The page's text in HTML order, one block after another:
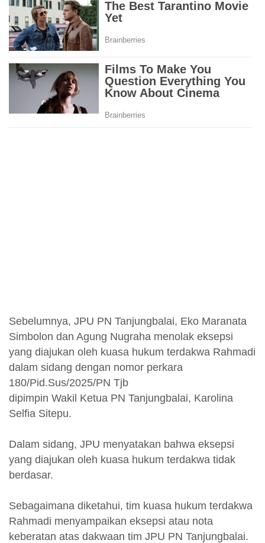
Sebelumnya, JPU PN Tanjungbalai, Eko Maranata
Simbolon dan Agung Nugraha menolak eksepsi
yang diajukan oleh kuasa hukum terdakwa Rahmadi
dalam sidang dengan nomor perkara
180/Pid.Sus/2025/PN Tjb
dipimpin Wakil Ketua PN Tanjungbalai, Karolina
Selfia Sitepu.
Dalam sidang, JPU menyatakan bahwa eksepsi
yang diajukan oleh kuasa hukum terdakwa tidak
berdasar.
Sebagaimana diketahui, tim kuasa hukum terdakwa
Rahmadi menyampaikan eksepsi atau nota
keberatan atas dakwaan tim JPU PN Tanjungbalai.